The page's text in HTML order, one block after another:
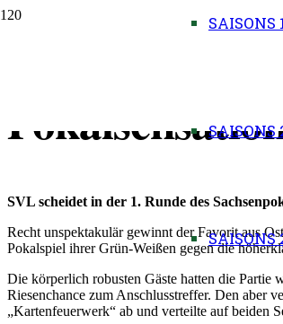
SAISONS
SAISONS
SAISONS
SVL scheidet in der 1. Runde des
Recht unspektakulär gewinnt der Favorit aus
Pokalspiel ihrer Grün-Weißen gegen die
Die körperlich robusten Gäste hatten die
Riesenchance zum Anschlusstreffer. Den aber
„Kartenfeuerwerk“ ab und verteilte auf beiden